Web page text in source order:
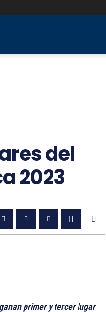
del
2023
primer y tercer lugar